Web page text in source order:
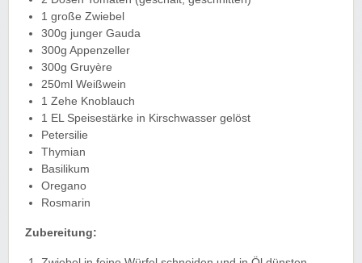
1 große Zwiebel
300g junger Gauda
300g Appenzeller
300g Gruyère
250ml Weißwein
1 Zehe Knoblauch
1 EL Speisestärke in Kirschwasser gelöst
Petersilie
Thymian
Basilikum
Oregano
Rosmarin
Zubereitung: